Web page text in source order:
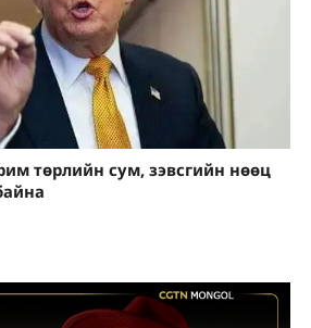
төрлийн сум, зэвсгийн нөөц